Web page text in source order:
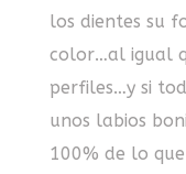
los dientes su
color…al igual
perfiles…y si
unos labios
100% de lo